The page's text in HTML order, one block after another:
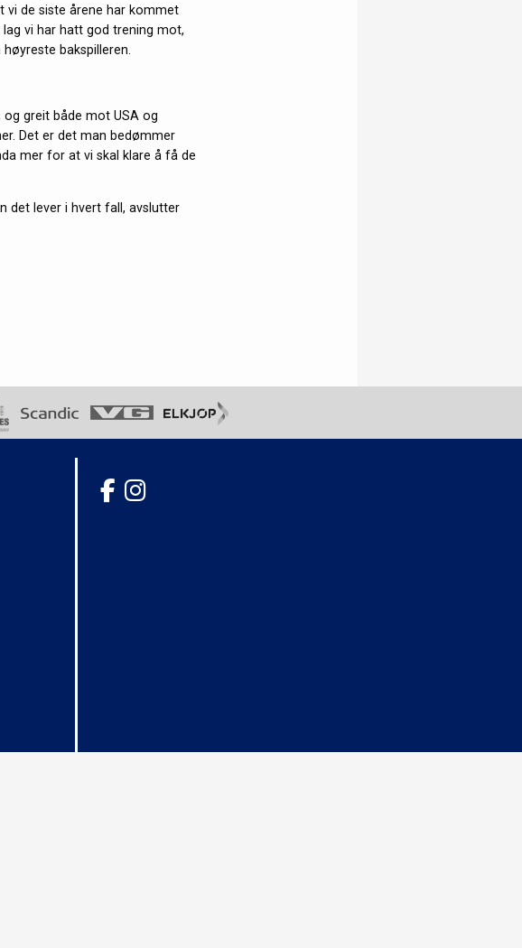
vi de siste årene har kommet
vi har hatt god trening mot,
bakspilleren.
og greit både mot USA og
Det er det man bedømmer
mer for at vi skal klare å få de
det lever i hvert fall, avslutter